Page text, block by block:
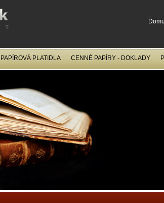
Domu
PAPÍROVÁ PLATIDLA CENNÉ PAPÍRY - DOKLADY